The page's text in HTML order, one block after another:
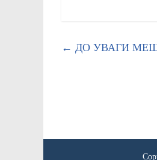
← ДО УВАГИ